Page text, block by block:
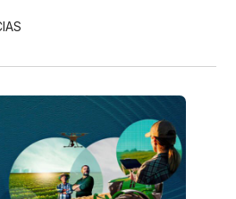
De acordo com os
edição da feira bateu
e cerca de R$ 5
[…]